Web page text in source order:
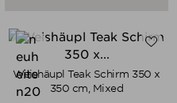
Weishäupl Teak Schirm 350 x
350 cm, Mixed